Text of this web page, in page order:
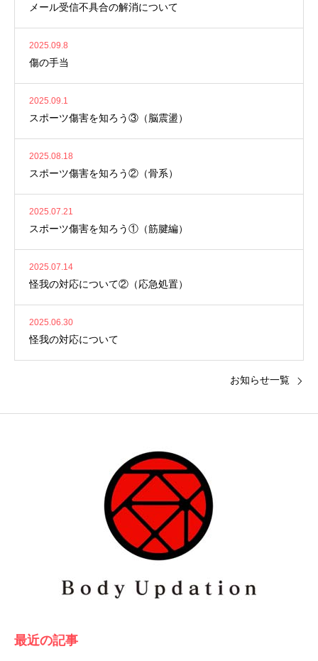
メール受信不具合の解消について
2025.09.8
傷の手当
2025.09.1
スポーツ傷害を知ろう③（脳震盪）
2025.08.18
スポーツ傷害を知ろう②（骨系）
2025.07.21
スポーツ傷害を知ろう①（筋腱編）
2025.07.14
怪我の対応について②（応急処置）
2025.06.30
怪我の対応について
お知らせ一覧
最近の記事